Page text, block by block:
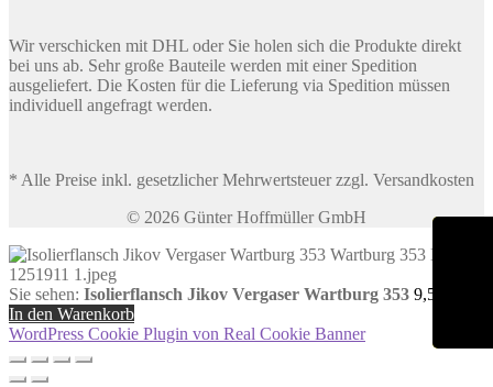
Wir verschicken mit DHL oder Sie holen sich die Produkte direkt
bei uns ab. Sehr große Bauteile werden mit einer Spedition
ausgeliefert. Die Kosten für die Lieferung via Spedition müssen
individuell angefragt werden.
* Alle Preise inkl. gesetzlicher Mehrwertsteuer zzgl. Versandkosten
© 2026 Günter Hoffmüller GmbH
Sie sehen: Isolierflansch Jikov Vergaser Wartburg 353 9,55
In den Warenkorb
WordPress Cookie Plugin von Real Cookie Banner